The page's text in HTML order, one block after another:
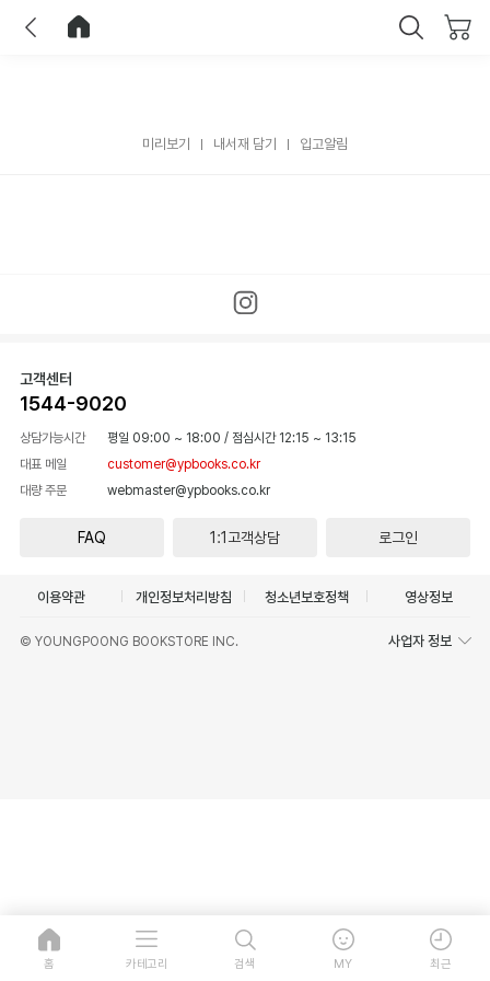
미리보기 내서재 담기 입고알림
고객센터
1544-9020
상담가능시간 평일 09:00 ~ 18:00 / 점심시간 12:15 ~ 13:15
대표 메일
customer@ypbooks.co.kr
대량 주문
webmaster@ypbooks.co.kr
FAQ 1:1고객상담 로그인
이용약관 개인정보처리방침 청소년보호정책 영상정보
© YOUNGPOONG BOOKSTORE INC. 사업자 정보
홈 카테고리 검색 MY 최근